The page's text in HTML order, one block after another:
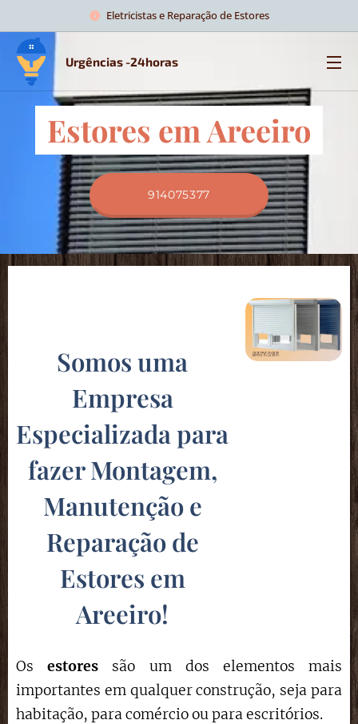
Eletricistas e Reparação de Estores
Urgências -24horas
Estores em Areeiro
914075377
Somos uma
Empresa
Especializada para
fazer Montagem,
Manutenção e
Reparação de
Estores em
Areeiro!
Os estores são um dos elementos mais
importantes em qualquer construção, seja para
habitação, para comércio ou para escritórios.